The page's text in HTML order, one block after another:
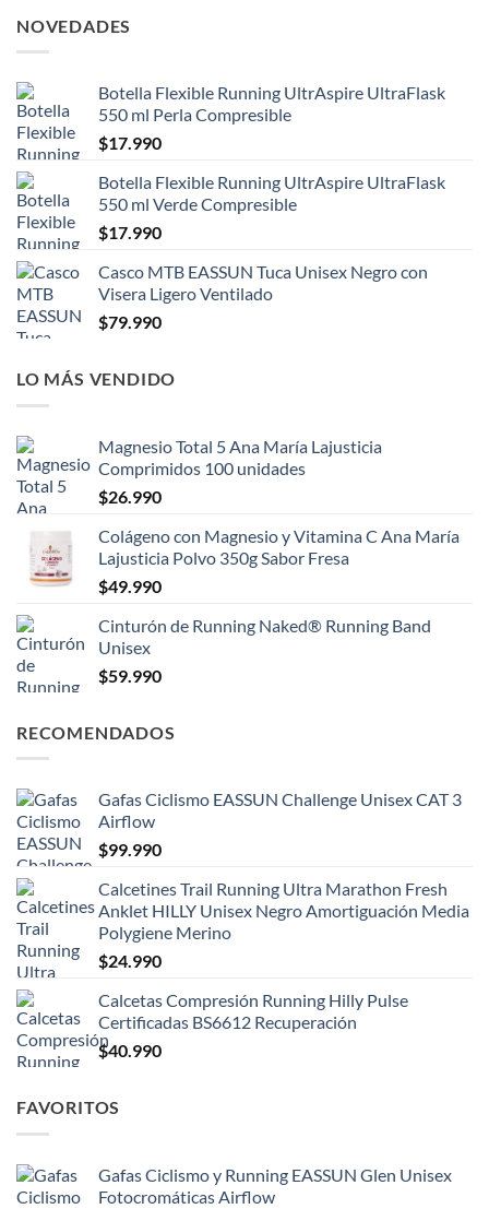
NOVEDADES
Botella Flexible Running UltrAspire UltraFlask
550 ml Perla Compresible
$17.990
Botella Flexible Running UltrAspire UltraFlask
550 ml Verde Compresible
$17.990
Casco MTB EASSUN Tuca Unisex Negro con
Visera Ligero Ventilado
$79.990
LO MÁS VENDIDO
Magnesio Total 5 Ana María Lajusticia
Comprimidos 100 unidades
$26.990
Colágeno con Magnesio y Vitamina C Ana María
Lajusticia Polvo 350g Sabor Fresa
$49.990
Cinturón de Running Naked® Running Band
Unisex
$59.990
RECOMENDADOS
Gafas Ciclismo EASSUN Challenge Unisex CAT 3
Airflow
$99.990
Calcetines Trail Running Ultra Marathon Fresh
Anklet HILLY Unisex Negro Amortiguación Media
Polygiene Merino
$24.990
Calcetas Compresión Running Hilly Pulse
Certificadas BS6612 Recuperación
$40.990
FAVORITOS
Gafas Ciclismo y Running EASSUN Glen Unisex
Fotocromáticas Airflow